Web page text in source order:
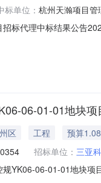
标单位： 杭州天瀚项目管
标代理中标结果公告
目管理有限公司0(含
06-01-01地块
区 工程
预算
招标单位： 三亚
YK06-06-01-01地块